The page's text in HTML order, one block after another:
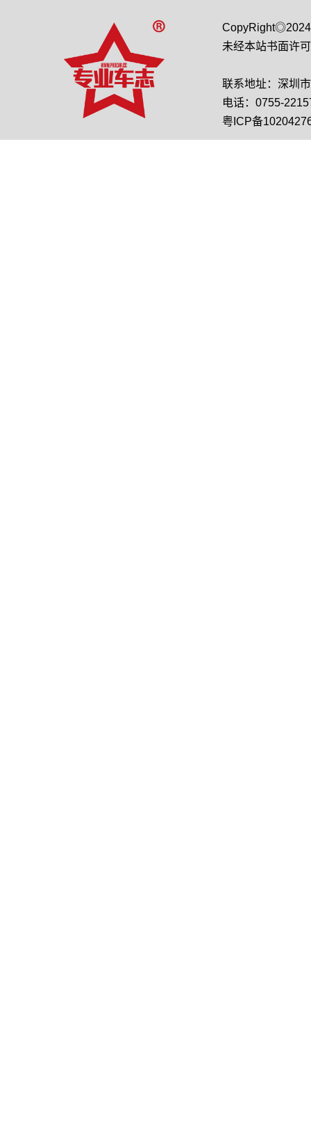
未经本站书面许
联系地址：深圳
电话：0755-
粤ICP备